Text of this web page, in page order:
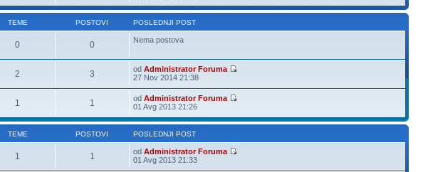
TEME POSTOVI POSLEDNJI POST
0 0 Nema postova
2 3 odAdministrator Foruma
27 Nov 2014 21:38
1 1 odAdministrator Foruma
01 Avg 2013 21:26
TEME POSTOVI POSLEDNJI POST
1 1 odAdministrator Foruma
01 Avg 2013 21:33